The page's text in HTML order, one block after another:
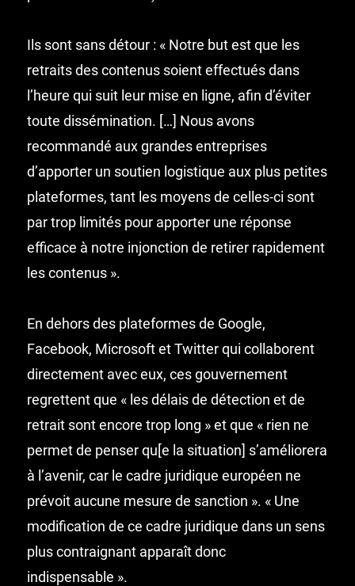
Ils sont sans détour : « Notre but est que les
retraits des contenus soient effectués dans
l’heure qui suit leur mise en ligne, afin d’éviter
toute dissémination. […] Nous avons
recommandé aux grandes entreprises
d’apporter un soutien logistique aux plus petites
plateformes, tant les moyens de celles-ci sont
par trop limités pour apporter une réponse
efficace à notre injonction de retirer rapidement
les contenus ».
En dehors des plateformes de Google,
Facebook, Microsoft et Twitter qui collaborent
directement avec eux, ces gouvernement
regrettent que « les délais de détection et de
retrait sont encore trop long » et que « rien ne
permet de penser qu[e la situation] s’améliorera
à l’avenir, car le cadre juridique européen ne
prévoit aucune mesure de sanction ». « Une
modification de ce cadre juridique dans un sens
plus contraignant apparaît donc
indispensable ».